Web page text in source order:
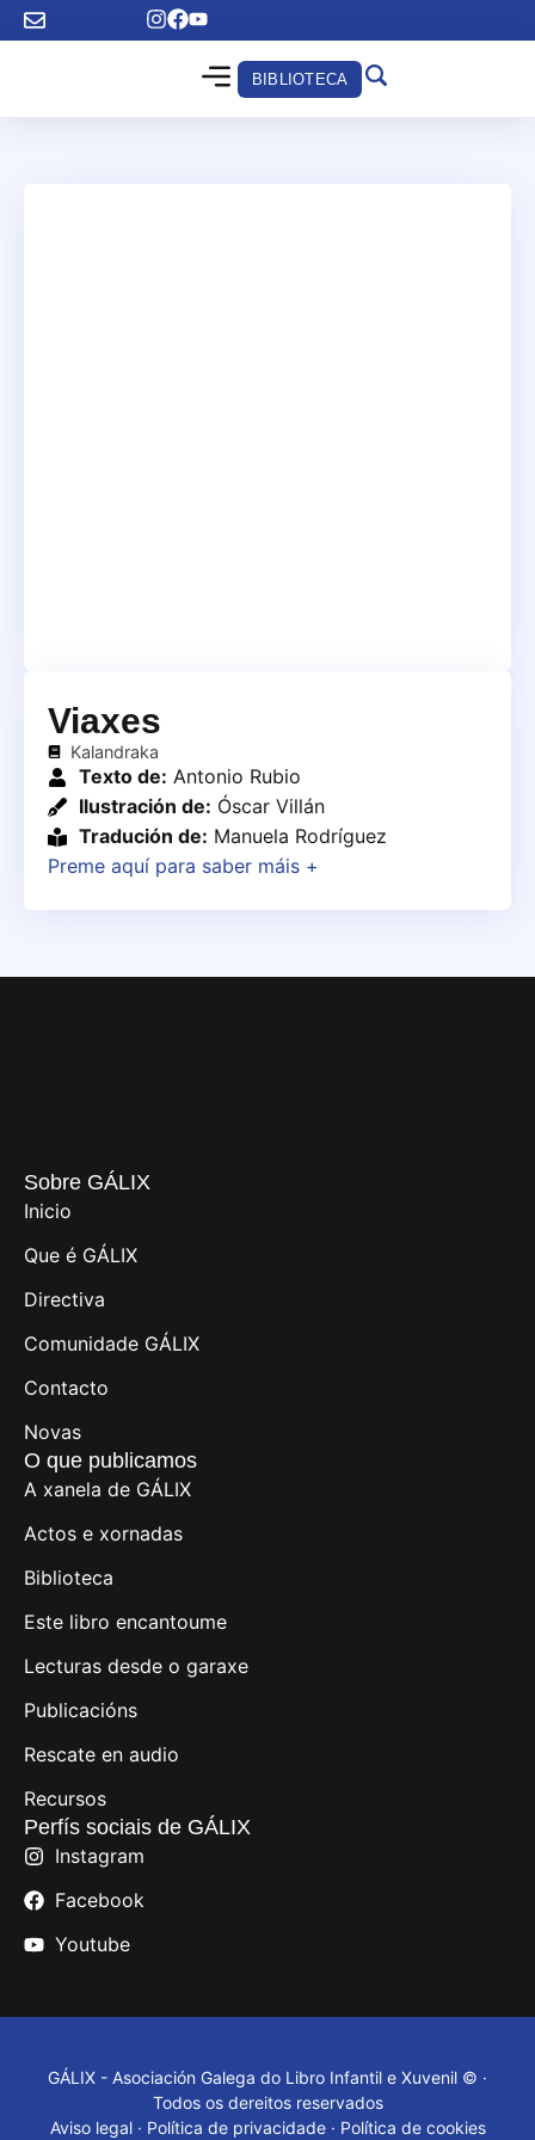
BIBLIOTECA
Viaxes
Kalandraka
Texto de: Antonio Rubio
Ilustración de: Óscar Villán
Tradución de: Manuela Rodríguez
Preme aquí para saber máis +
Sobre GÁLIX
Inicio
Que é GÁLIX
Directiva
Comunidade GÁLIX
Contacto
Novas
O que publicamos
A xanela de GÁLIX
Actos e xornadas
Biblioteca
Este libro encantoume
Lecturas desde o garaxe
Publicacións
Rescate en audio
Recursos
Perfís sociais de GÁLIX
Instagram
Facebook
Youtube
GÁLIX - Asociación Galega do Libro Infantil e Xuvenil © ·
Todos os dereitos reservados
Aviso legal· Política de privacidade· Política de cookies